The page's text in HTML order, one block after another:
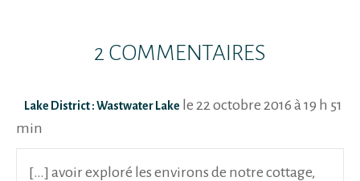
2 COMMENTAIRES
Lake District : Wastwater Lake le 22 octobre 2016 à 19 h 51
min
[…] avoir exploré les environs de notre cottage,